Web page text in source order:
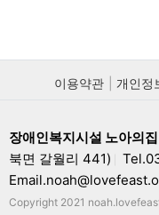
이용약관 개인정
장애인복지시설 노아의집
북면 갈월리 441)
Copyright 2021